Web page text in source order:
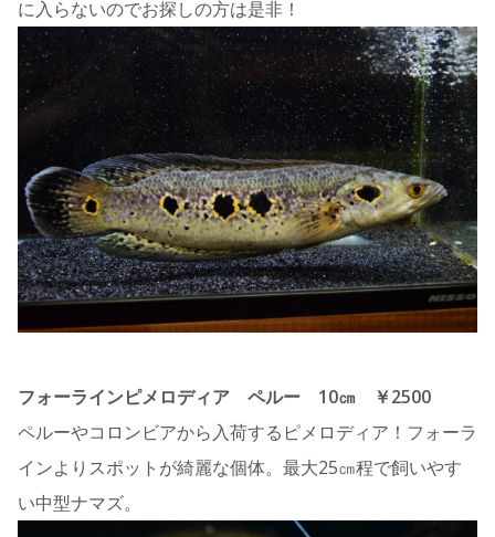
に入らないのでお探しの方は是非！
フォーラインピメロディア ペルー 10㎝ ￥2500
ペルーやコロンビアから入荷するピメロディア！フォーラ
インよりスポットが綺麗な個体。最大25㎝程で飼いやす
い中型ナマズ。